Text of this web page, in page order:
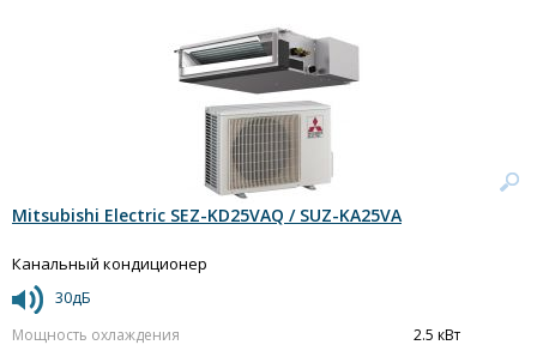
Mitsubishi Electric SEZ-KD25VAQ / SUZ-KA25VA
Канальный кондиционер
30дБ
Мощность охлаждения
2.5 кВт